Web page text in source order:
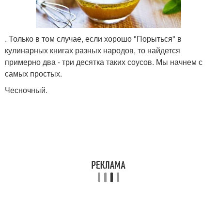
Оригинальный соус Соус для макарон
Соусы для
декорирования
. Только в том случае, если хорошо "Порыться" в
кулинарных книгах разных народов, то найдется
примерно два - три десятка таких соусов. Мы начнем с
самых простых.
Чесночный.